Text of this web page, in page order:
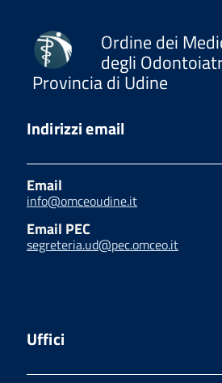
Ordine dei
degli
Provincia di Udine
Indirizzi email
Email
info@omceoudine.it
Email PEC
segreteria.ud@pec.omceo.it
Uffici